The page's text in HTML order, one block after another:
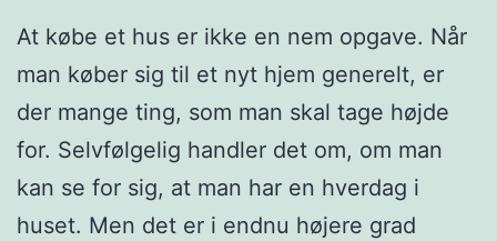
At købe et hus er ikke en nem opgave. Når
man køber sig til et nyt hjem generelt, er
der mange ting, som man skal tage højde
for. Selvfølgelig handler det om, om man
kan se for sig, at man har en hverdag i
huset. Men det er i endnu højere grad